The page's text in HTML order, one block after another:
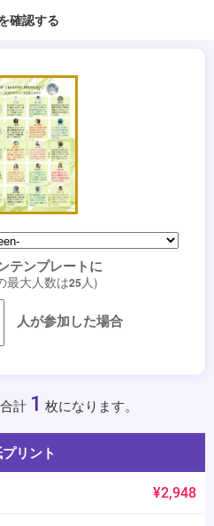
確認する
テンプレートに
最大人数は25人)
人が参加した場合
計 1 枚になります。
リント
¥2,948